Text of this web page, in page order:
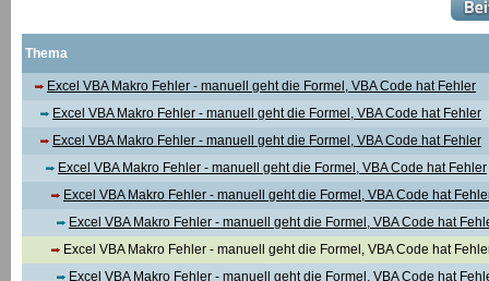
Thema
Excel VBA Makro Fehler - manuell geht die Formel, VBA Code hat Fehler
Excel VBA Makro Fehler - manuell geht die Formel, VBA Code hat Fehler
Excel VBA Makro Fehler - manuell geht die Formel, VBA Code hat Fehler
Excel VBA Makro Fehler - manuell geht die Formel, VBA Code hat Fehler
Excel VBA Makro Fehler - manuell geht die Formel, VBA Code hat
Excel VBA Makro Fehler - manuell geht die Formel, VBA Code hat
Excel VBA Makro Fehler - manuell geht die Formel, VBA Code hat
Excel VBA Makro Fehler - manuell geht die Formel, VBA Code hat